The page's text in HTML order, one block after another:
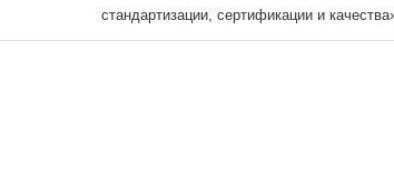
стандартизации, сертификации и